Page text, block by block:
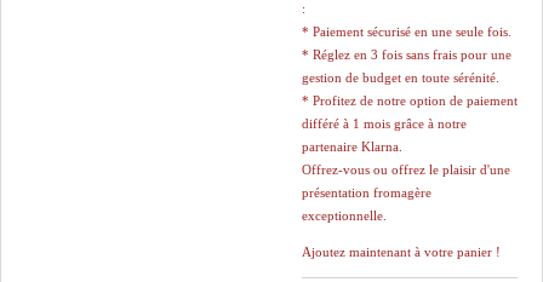
:
* Paiement sécurisé en une seule fois.
* Réglez en 3 fois sans frais pour une
gestion de budget en toute sérénité.
* Profitez de notre option de paiement
différé à 1 mois grâce à notre
partenaire Klarna.
Offrez-vous ou offrez le plaisir d'une
présentation fromagère
exceptionnelle.
Ajoutez maintenant à votre panier !